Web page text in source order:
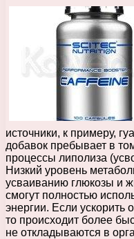
источники, к примеру,
добавок пребывает в
процессы липолиза
Низкий уровень
усваиванию глюкозы и
смогут полностью
энергии. Если
то происходит более
не откладываются в